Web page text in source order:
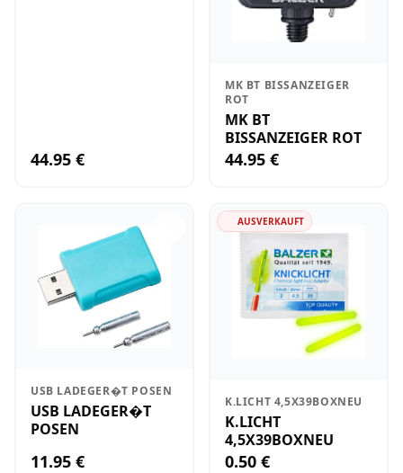
44.95 €
MK BT BISSANZEIGER
ROT
MK BT
BISSANZEIGER ROT
44.95 €
USB LADEGER�T POSEN
USB LADEGER�T
POSEN
11.95 €
AUSVERKAUFT
K.LICHT 4,5X39BOXNEU
K.LICHT
4,5X39BOXNEU
0.50 €